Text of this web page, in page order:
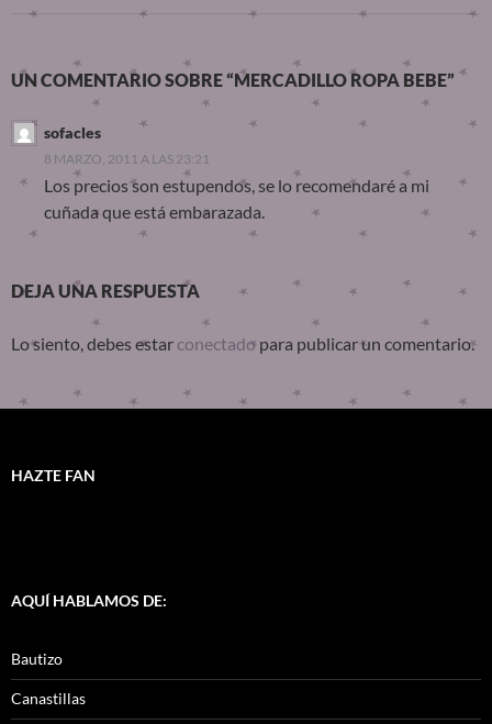
UN COMENTARIO SOBRE “MERCADILLO ROPA BEBE”
sofacles
8 MARZO, 2011 A LAS 23:21
Los precios son estupendos, se lo recomendaré a mi
cuñada que está embarazada.
DEJA UNA RESPUESTA
Lo siento, debes estar conectadopara publicar un comentario.
HAZTE FAN
AQUÍ HABLAMOS DE:
Bautizo
Canastillas